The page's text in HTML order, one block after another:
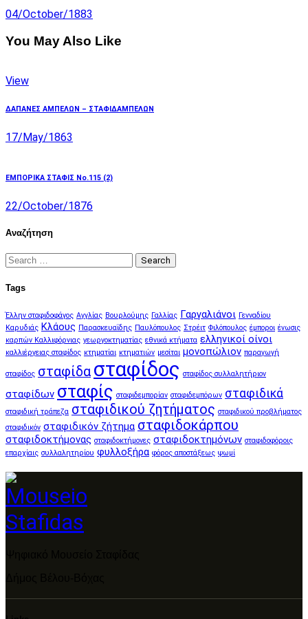
04/October/1883
You May Also Like
View
ΔΑΠΑΝΕΣ ΑΜΠΕΛΩΝ – ΣΤΑΦΙΔΑΜΠΕΛΩΝ
17/May/1863
ΕΜΠΟΡΙΚΑ ΣΤΑΦΙΣ Νο.115 (2)
22/October/1876
Αναζήτηση
Search
for:
Tags
Έλλην σταφιδοφάγος Αγγλίας Βουρλούμης Γαλλίας Γαργαλιάνοι Γενναδίου
Καρυδιάς Κλάους Παρασκευαΐδης Παυλόπουλος Στρέιτ Φιλόπουλος έμποροι ένωσις
καρπών Καλλιφόρνιας γεωργοκτηματίας εθνικά κτήματα ελληνικοί οίνοι
καλλιέργειας σταφίδος κτηματίαι κτηματιών μεσίται μονοπώλιον παραγωγή
σταφίδος σταφίδα σταφίδος σταφίδος συλλαλητήριον
σταφίδων σταφίς σταφιδεμπορίαν σταφιδεμπόρων σταφιδικά
σταφιδική τράπεζα σταφιδικού ζητήματος σταφιδικού προβλήματος
σταφιδικόν σταφιδικόν ζήτημα σταφιδοκάρπου
σταφιδοκτήμονας σταφιδοκτήμονες σταφιδοκτημόνων σταφιδοφόροις
επαρχίαις συλλαλητηρίου φυλλοξήρα φόρος αποστάξεως ψωμί